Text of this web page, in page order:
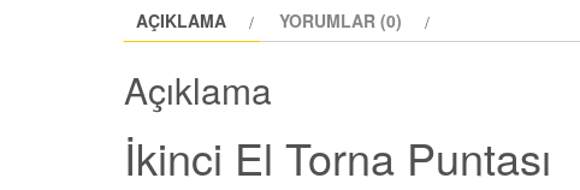
AÇIKLAMA YORUMLAR (0)
Açıklama
İkinci El Torna Puntası